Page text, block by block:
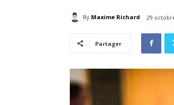
By Maxime Richard 29
Partager